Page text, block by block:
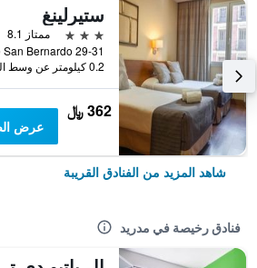
ستيرلينغ
3 نجوم
ممتاز 8.1
0.2 كيلومتر عن وسط المدينة
362 ﷼
عرض
شاهد المزيد من الفنادق القريبة
فنادق رخيصة في مدريد